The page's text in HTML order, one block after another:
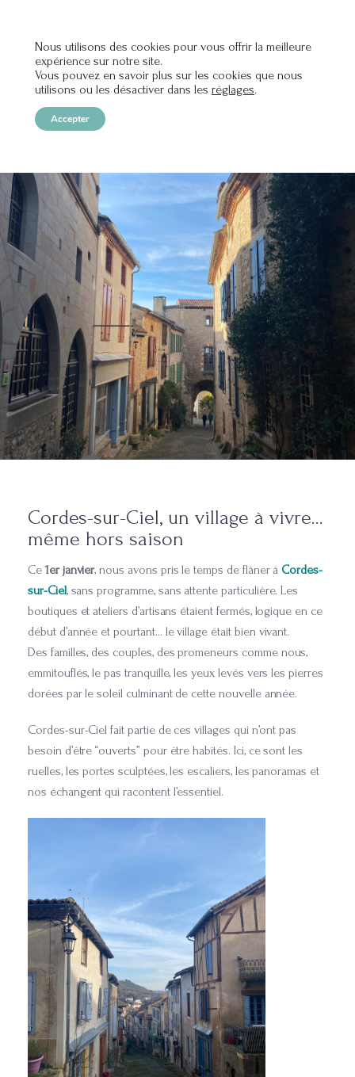
Cordes-sur-Ciel, un village à vivre…
même hors saison
Ce1er janvier, nous avons pris le temps de flâner à Cordes-
sur-Ciel, sans programme, sans attente particulière. Les
boutiques et ateliers d’artisans étaient fermés, logique en ce
début d’année et pourtant… le village était bien vivant.
Des familles, des couples, des promeneurs comme nous,
emmitouflés, le pas tranquille, les yeux levés vers les pierres
dorées par le soleil culminant de cette nouvelle année.
Cordes-sur-Ciel fait partie de ces villages qui n’ont pas
besoin d’être “ouverts” pour être habités. Ici, ce sont les
ruelles, les portes sculptées, les escaliers, les panoramas et
nos échangent qui racontent l’essentiel.
Nous utilisons des cookies pour vous offrir la meilleure
expérience sur notre site.
Vous pouvez en savoir plus sur les cookies que nous
utilisons ou les désactiver dans les réglages.
Accepter